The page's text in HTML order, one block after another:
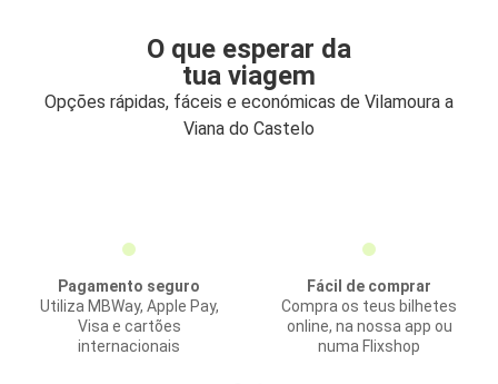
O que esperar da
tua viagem
Opções rápidas, fáceis e económicas de Vilamoura a
Viana do Castelo
Pagamento seguro
Utiliza MBWay, Apple Pay,
Visa e cartões
internacionais
Fácil de comprar
Compra os teus bilhetes
online, na nossa app ou
numa Flixshop